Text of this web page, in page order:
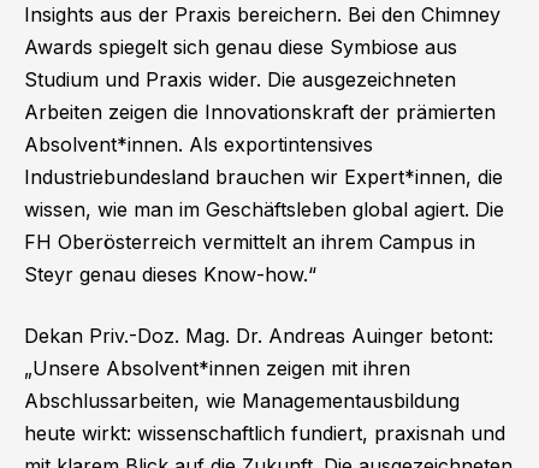
Insights aus der Praxis bereichern. Bei den Chimney
Awards spiegelt sich genau diese Symbiose aus
Studium und Praxis wider. Die ausgezeichneten
Arbeiten zeigen die Innovationskraft der prämierten
Absolvent*innen. Als exportintensives
Industriebundesland brauchen wir Expert*innen, die
wissen, wie man im Geschäftsleben global agiert. Die
FH Oberösterreich vermittelt an ihrem Campus in
Steyr genau dieses Know-how.“
Dekan Priv.-Doz. Mag. Dr. Andreas Auinger betont:
„Unsere Absolvent*innen zeigen mit ihren
Abschlussarbeiten, wie Managementausbildung
heute wirkt: wissenschaftlich fundiert, praxisnah und